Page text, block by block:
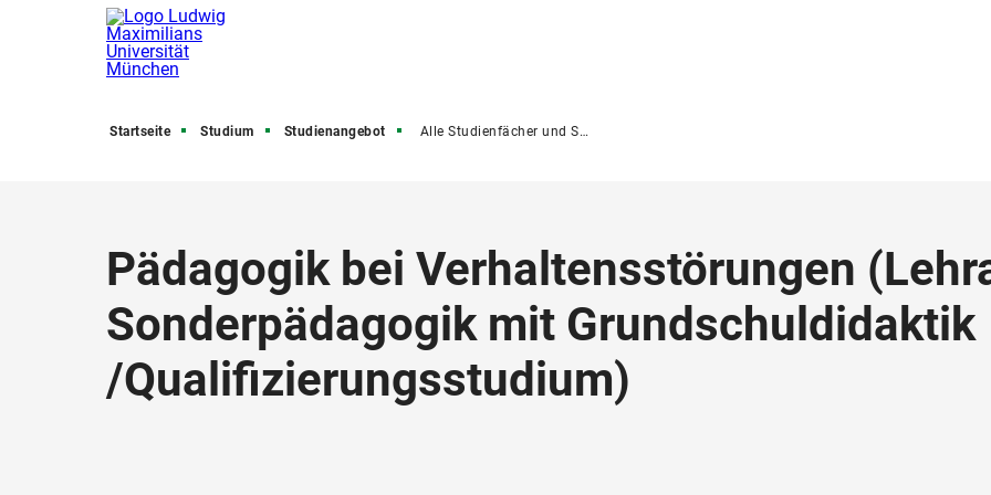
Startseite Studium Studienangebot Alle Studienfächer und Studiengänge
Pädagogik bei Verhaltensstörungen (
Sonderpädagogik mit Grundschuldidaktik
/Qualifizierungsstudium)